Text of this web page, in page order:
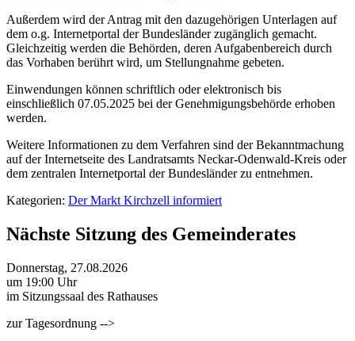
Außerdem wird der Antrag mit den dazugehörigen Unterlagen auf
dem o.g. Internetportal der Bundesländer zugänglich gemacht.
Gleichzeitig werden die Behörden, deren Aufgabenbereich durch
das Vorhaben berührt wird, um Stellungnahme gebeten.
Einwendungen können schriftlich oder elektronisch bis
einschließlich 07.05.2025 bei der Genehmigungsbehörde erhoben
werden.
Weitere Informationen zu dem Verfahren sind der Bekanntmachung
auf der Internetseite des Landratsamts Neckar-Odenwald-Kreis oder
dem zentralen Internetportal der Bundesländer zu entnehmen.
Kategorien: Der Markt Kirchzell informiert
Nächste Sitzung des Gemeinderates
Donnerstag, 27.08.2026
um 19:00 Uhr
im Sitzungssaal des Rathauses
zur Tagesordnung -->